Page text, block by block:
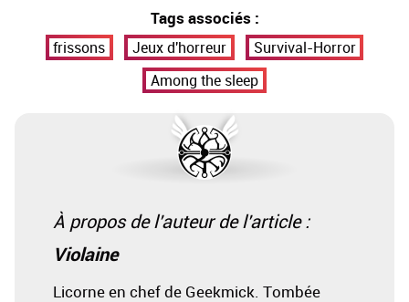
Tags associés :
frissons Jeux d'horreur
Survival-Horror
Among the sleep
À propos de l'auteur de l'article :
Violaine
Licorne en chef de Geekmick. Tombée